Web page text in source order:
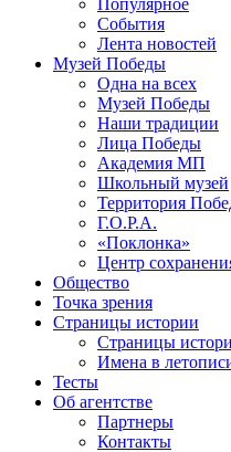
Популярное
События
Лента новостей
Музей Победы
Одна на всех
Музей Победы
Наши традиции
Лица Победы
Академия МП
Школьный музей
Территория
Г.О.Р.А.
«Поклонка»
Центр
Общество
Точка зрения
Страницы истории
Страницы
Имена в
Тесты
Об агентстве
Партнеры
Контакты